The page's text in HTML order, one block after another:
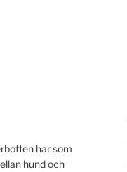
har som
hund och